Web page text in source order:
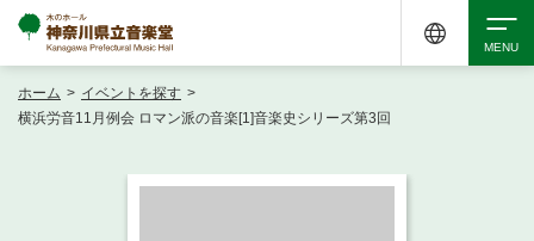
ホーム > イベントを探す >
横浜労音11月例会 ロマン派の音楽[1]音楽史シリーズ第3回